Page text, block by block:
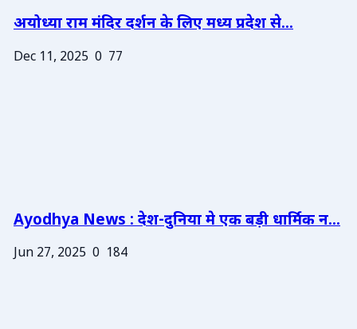
अयोध्या राम मंदिर दर्शन के लिए मध्य प्रदेश से...
Dec 11, 2025 0 77
Ayodhya News : देश-दुनिया मे एक बड़ी धार्मिक न...
Jun 27, 2025 0 184